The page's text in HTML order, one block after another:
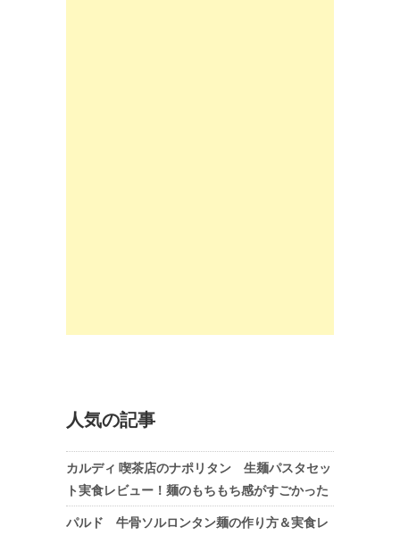
人気の記事
カルディ 喫茶店のナポリタン 生麺パスタセッ
ト実食レビュー！麺のもちもち感がすごかった
パルド 牛骨ソルロンタン麺の作り方＆実食レ